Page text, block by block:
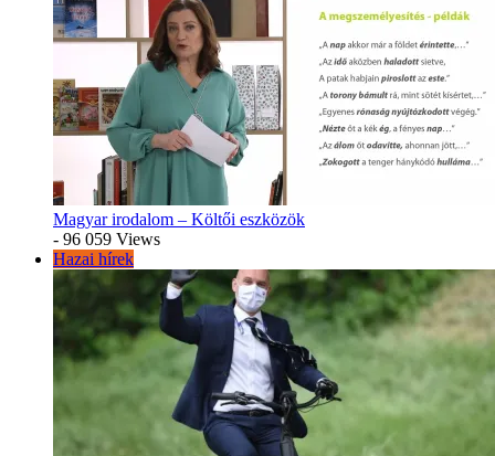
Magyar irodalom – Költői eszközök
- 96 059 Views
Hazai hírek